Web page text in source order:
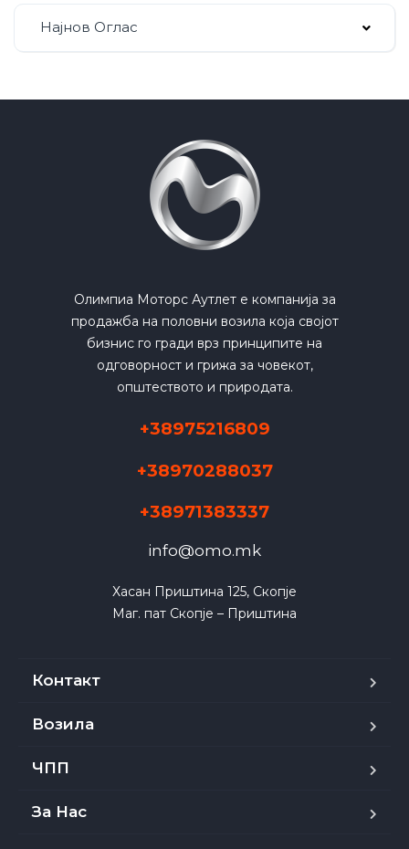
Најнов Оглас
Олимпиа Моторс Аутлет е компанија за
продажба на половни возила која својот
бизнис го гради врз принципите на
одговорност и грижа за човекот,
општеството и природата.
+38975216809
+38970288037
+38971383337
info@omo.mk
Хасан Приштина 125, Скопје
Маг. пат Скопје – Приштина
Контакт
Возила
ЧПП
За Нас